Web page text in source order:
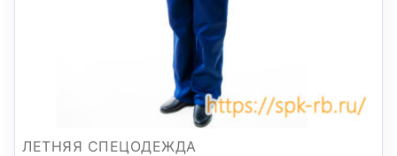
ЛЕТНЯЯ СПЕЦОДЕЖДА